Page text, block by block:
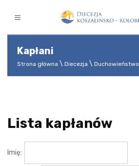
Kapłani
Strona główna Diecezja Duchowieństwo
Lista kapłanów
Imię: